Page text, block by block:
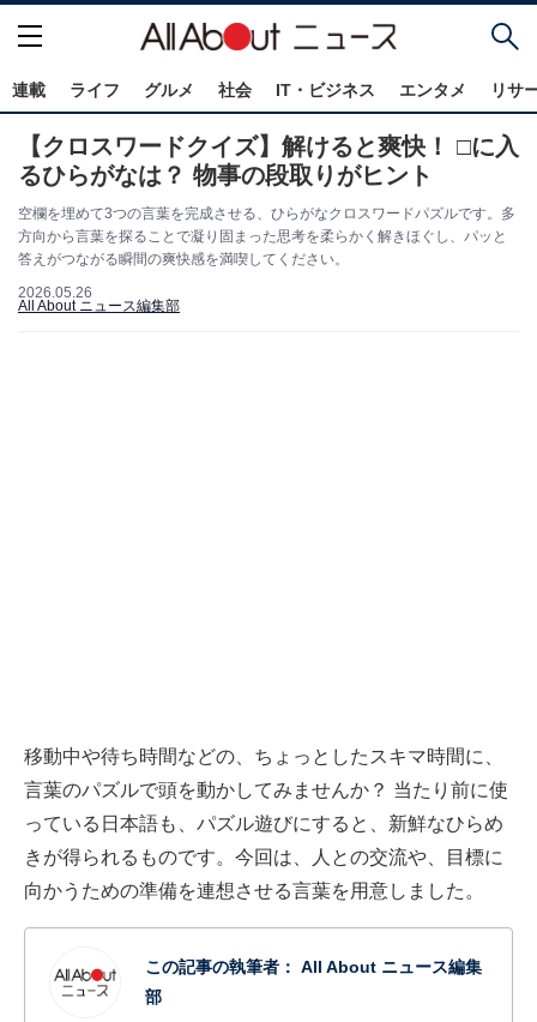
連載 ライフ グルメ 社会 IT・ビジネス エンタメ リサ
【クロスワードクイズ】解けると爽快！ □に入
るひらがなは？ 物事の段取りがヒント
空欄を埋めて3つの言葉を完成させる、ひらがなクロスワードパズルです。多
方向から言葉を探ることで凝り固まった思考を柔らかく解きほぐし、パッと
答えがつながる瞬間の爽快感を満喫してください。
2026.05.26
All About ニュース編集部
移動中や待ち時間などの、ちょっとしたスキマ時間に、
言葉のパズルで頭を動かしてみませんか？ 当たり前に使
っている日本語も、パズル遊びにすると、新鮮なひらめ
きが得られるものです。今回は、人との交流や、目標に
向かうための準備を連想させる言葉を用意しました。
この記事の執筆者： All About ニュース編集
部